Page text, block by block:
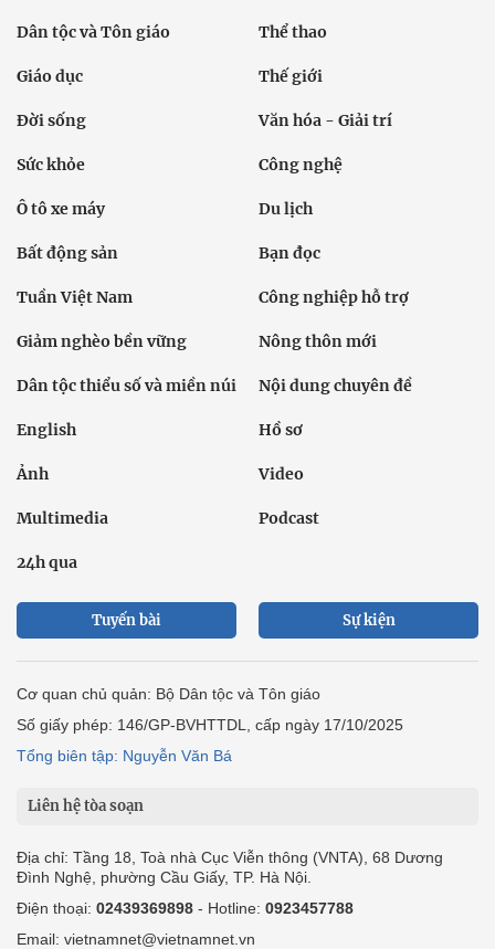
Dân tộc và Tôn giáo Thể thao
Giáo dục Thế giới
Đời sống Văn hóa - Giải trí
Sức khỏe Công nghệ
Ô tô xe máy Du lịch
Bất động sản Bạn đọc
Tuần Việt Nam Công nghiệp hỗ trợ
Giảm nghèo bền vững Nông thôn mới
Dân tộc thiểu số và miền núi Nội dung chuyên đề
English Hồ sơ
Ảnh Video
Multimedia Podcast
24h qua
Tuyến bài Sự kiện
Cơ quan chủ quản: Bộ Dân tộc và Tôn giáo
Số giấy phép: 146/GP-BVHTTDL, cấp ngày 17/10/2025
Tổng biên tập: Nguyễn Văn Bá
Liên hệ tòa soạn
Địa chỉ: Tầng 18, Toà nhà Cục Viễn thông (VNTA), 68 Dương
Đình Nghệ, phường Cầu Giấy, TP. Hà Nội.
Điện thoại: 02439369898 - Hotline: 0923457788
Email: vietnamnet@vietnamnet.vn